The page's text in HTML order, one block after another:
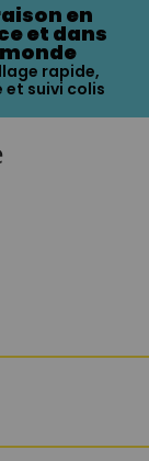
en
et dans
rapide,
et suivi colis